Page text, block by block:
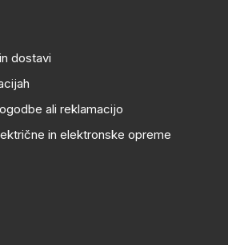
dostavi
ali reklamacijo
in elektronske opreme